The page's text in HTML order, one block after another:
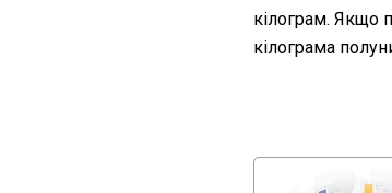
кілограм. Якщо
кілограма